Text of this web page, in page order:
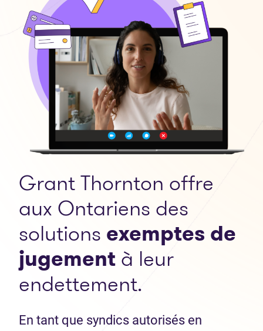
Grant Thornton offre
aux Ontariens des
solutions exemptes de
jugementà leur
endettement.
En tant que syndics autorisés en